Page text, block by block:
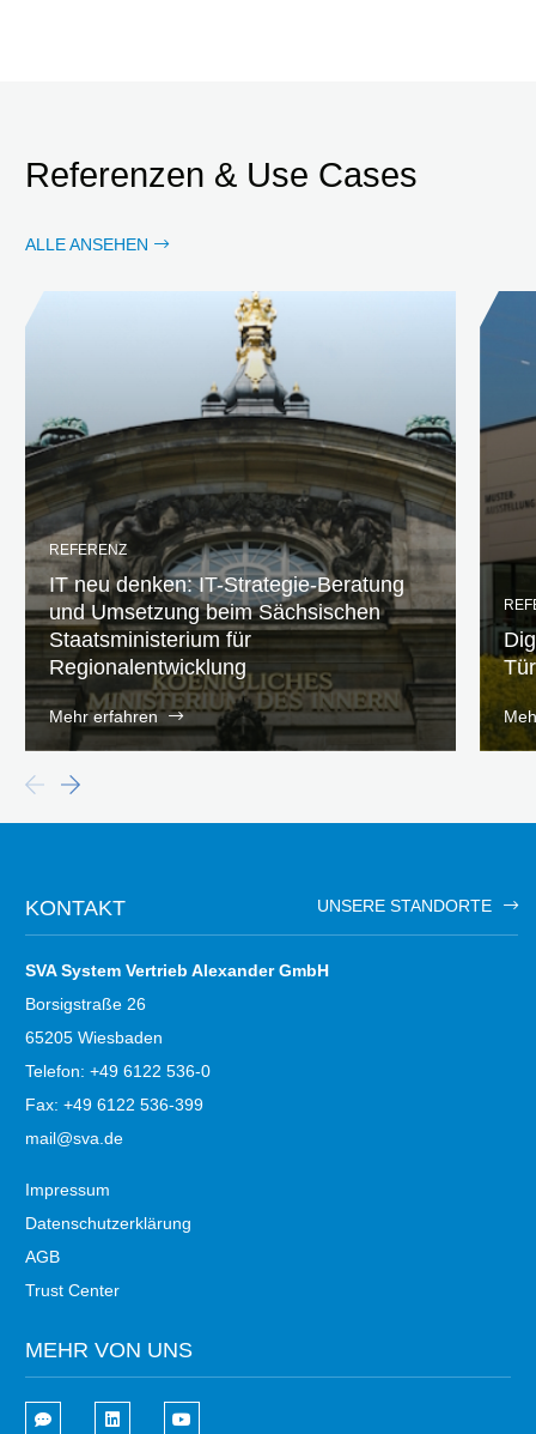
Referenzen & Use Cases
ALLE ANSEHEN
REFERENZ
IT neu denken: IT-Strategie-Beratung
und Umsetzung beim Sächsischen
Staatsministerium für
Regionalentwicklung
Mehr erfahren
KONTAKT UNSERE STANDORTE
SVA System Vertrieb Alexander GmbH
Borsigstraße 26
65205 Wiesbaden
Telefon: +49 6122 536-0
Fax: +49 6122 536-399
mail@sva.de
Impressum
Datenschutzerklärung
AGB
Trust Center
MEHR VON UNS